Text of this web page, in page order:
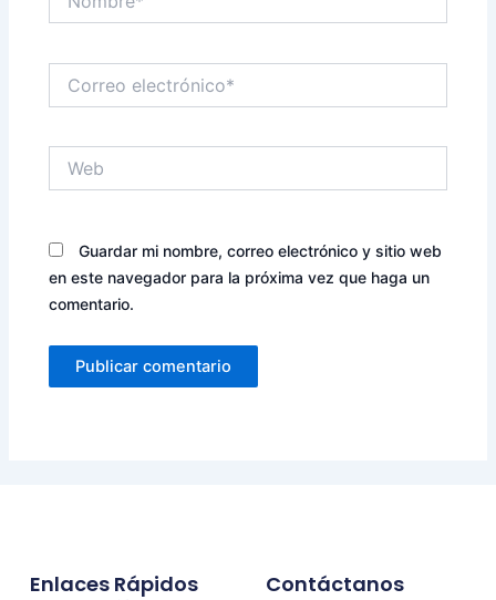
electrónico*
Guardar mi nombre, correo electrónico y sitio web
en este navegador para la próxima vez que haga un
comentario.
Enlaces Rápidos Contáctanos